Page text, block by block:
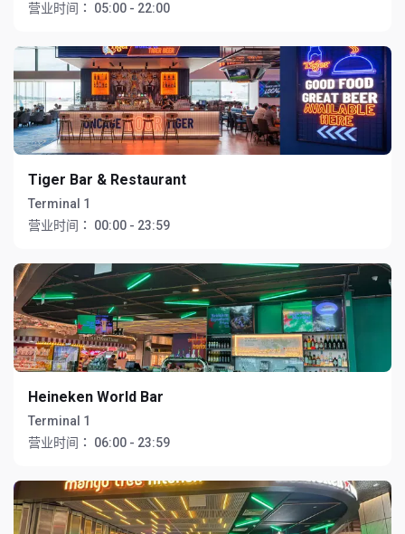
营业时间：
05:00 - 22:00
Tiger Bar & Restaurant
Terminal 1
营业时间：
00:00 - 23:59
Heineken World Bar
Terminal 1
营业时间：
06:00 - 23:59